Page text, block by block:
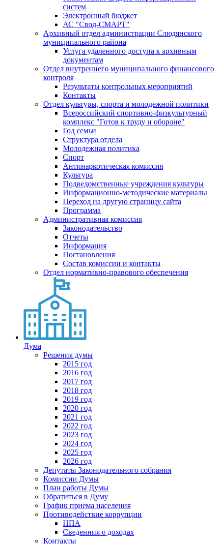
систем
Электронный бюджет
АС "Свод-СМАРТ"
Архивный отдел администрации Слюдянского
муниципального района
Услуга удаленного доступа к архивным
документам
Отдел внутреннего муниципального финансового
контроля
Результаты контрольных мероприятий
Контакты
Отдел культуры, спорта и молодежной политики
Всероссийский спортивно-физкультурный
комплекс "Готов к труду и обороне"
Год семьи
Структура отдела
Молодежная политика
Спорт
Антинаркотическая комиссия
Культура
Подведомственные учреждения культуры
Информационно-методические материалы
Переход на другую страницу сайта
Программа
Административная комиссия
Законодательство
Отчеты
Информация
Постановления
Состав комиссии и контакты
Отдел нормативно-правового обеспечения
Дума
Решения думы
2015 год
2016 год
2017 год
2018 год
2019 год
2020 год
2021 год
2022 год
2023 год
2024 год
2025 год
2026 год
Депутаты Законодательного собрания
Комиссии Думы
План работы Думы
Обратиться в Думу
График приема населения
Противодействие коррупции
НПА
Сведенния о доходах
Контакты